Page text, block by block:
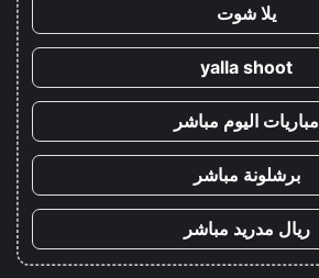
يلا شوت
yalla shoot
مباريات اليوم مباشر
برشلونة مباشر
ريال مدريد مباشر